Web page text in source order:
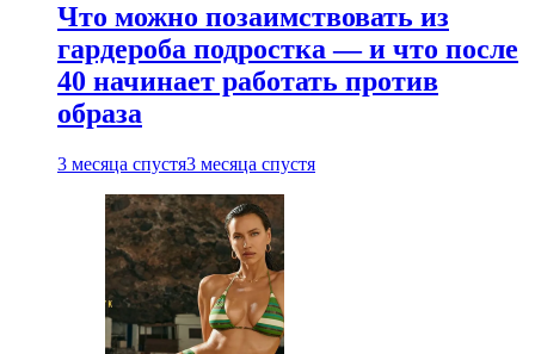
Что можно позаимствовать из
гардероба подростка — и что после
40 начинает работать против
образа
3 месяца спустя3 месяца спустя